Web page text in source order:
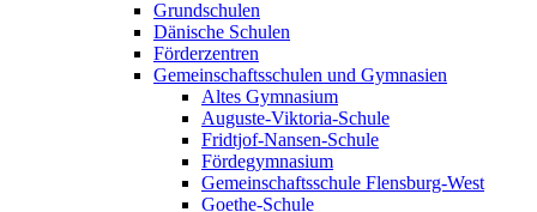
Grundschulen
Dänische Schulen
Förderzentren
Gemeinschaftsschulen und Gymnasien
Altes Gymnasium
Auguste-Viktoria-Schule
Fridtjof-Nansen-Schule
Fördegymnasium
Gemeinschaftsschule Flensburg-West
Goethe-Schule